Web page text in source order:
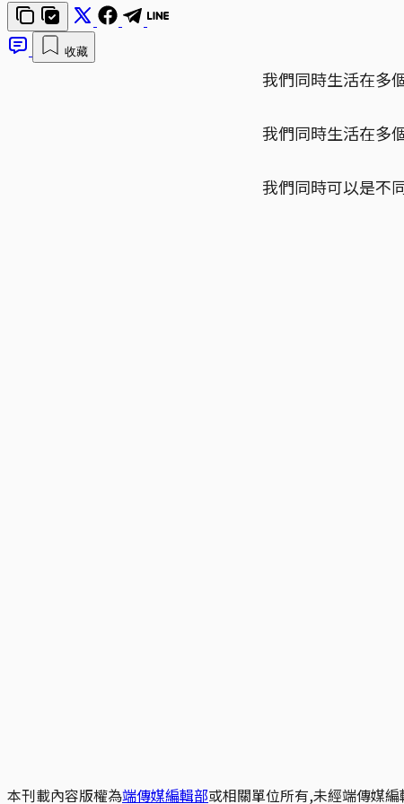
收藏
我們同時生活在多
我們同時生活在多
我們同時可以是不
本刊載內容版權為端傳媒編輯部或相關單位所有,未經端傳媒